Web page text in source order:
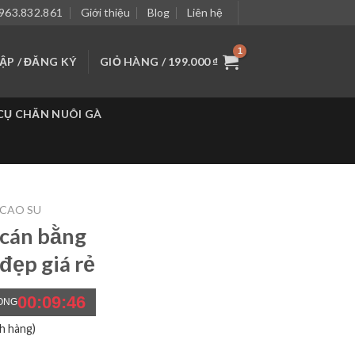
Giới thiệu Blog Liên hệ
/ ĐĂNG KÝ GIỎ HÀNG /199.000₫
CHĂN NUÔI GÀ
SU
bằng
giá rẻ
00:09:44
hàng)